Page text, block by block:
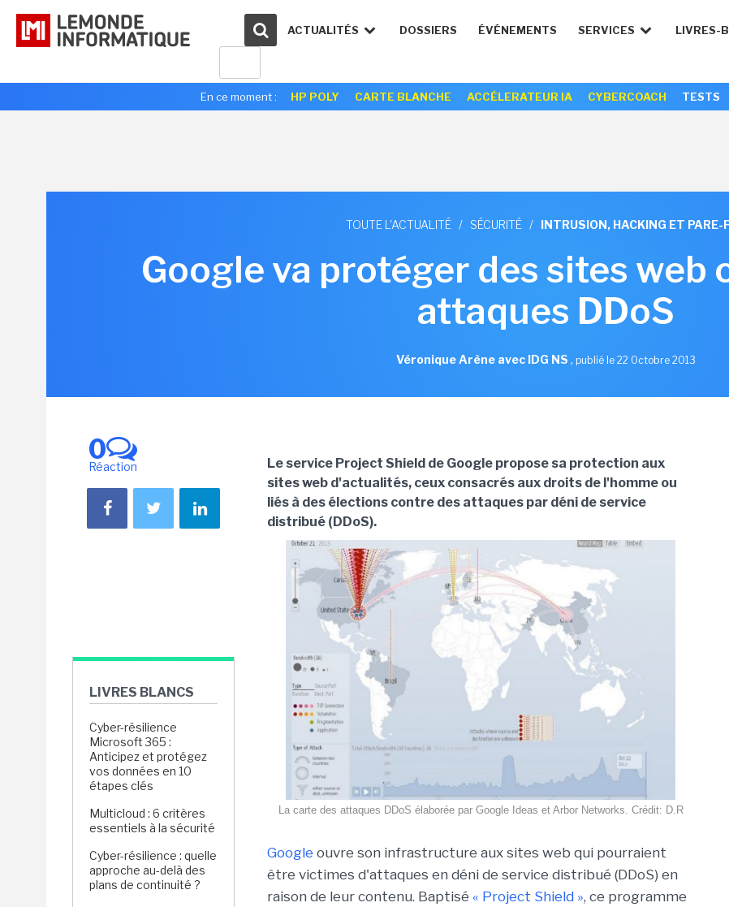
ACTUALITÉS DOSSIERS ÉVÉNEMENTS SERVICES LIVRES-
En ce moment : HP POLY CARTE BLANCHE ACCÉLERATEUR IA CYBERCOACH TESTS
TOUTE L'ACTUALITÉ / SÉCURITÉ / INTRUSION, HACKING ET PARE-
Google va protéger des sites web
attaques DDoS
Véronique Arène avec IDG NS , publié le 22 Octobre 2013
0
Réaction
LIVRES BLANCS
Cyber-résilience
Microsoft 365 :
Anticipez et protégez
vos données en 10
étapes clés
Multicloud : 6 critères
essentiels à la sécurité
Cyber-résilience : quelle
approche au-delà des
plans de continuité ?
Le service Project Shield de Google propose sa protection aux
sites web d'actualités, ceux consacrés aux droits de l'homme ou
liés à des élections contre des attaques par déni de service
distribué (DDoS).
La carte des attaques DDoS élaborée par Google Ideas et Arbor Networks. Crédit: D.R
Google ouvre son infrastructure aux sites web qui pourraient
être victimes d'attaques en déni de service distribué (DDoS) en
raison de leur contenu. Baptisé « Project Shield », ce programme